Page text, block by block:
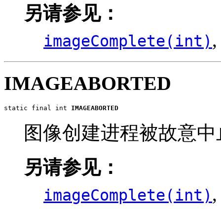
另请参见：
imageComplete(int)
IMAGEABORTED
static final int IMAGEABORTED
图像创建进程被故意
另请参见：
imageComplete(int)